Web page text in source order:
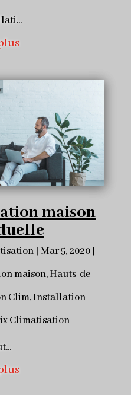
maison
| Mar 5, 2020|
maison,Hauts-de-
Clim,Installation
Climatisation